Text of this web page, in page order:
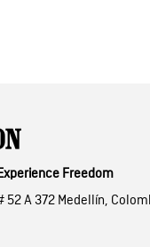
Freedom
52 A 372 Medellín,